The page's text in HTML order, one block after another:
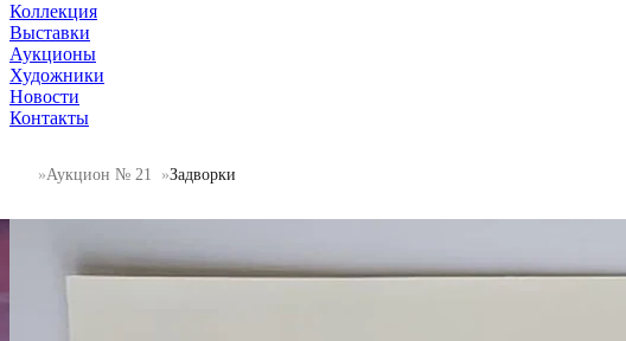
Коллекция
Выставки
Аукционы
Художники
Новости
Контакты
Аукцион № 21 Задворки